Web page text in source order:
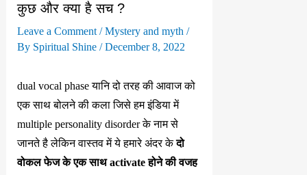
कुछ और क्या है सच ?
Leave a Comment /Mystery and myth /
By Spiritual Shine /December 8, 2022
dual vocal phase यानि दो तरह की आवाज को
एक साथ बोलने की कला जिसे हम इंडिया में
multiple personality disorder के नाम से
जानते है लेकिन वास्तव में ये हमारे अंदर केदो
वोकल फेज के एक साथ activate होने की वजह